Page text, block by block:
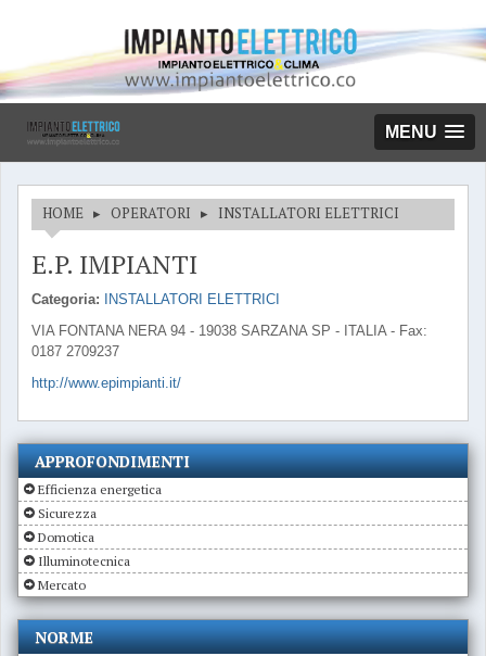
MENU
HOME ▸ OPERATORI ▸ INSTALLATORI ELETTRICI
E.P. IMPIANTI
Categoria:
INSTALLATORI ELETTRICI
VIA FONTANA NERA 94 - 19038 SARZANA SP - ITALIA - Fax:
0187 2709237
http://www.epimpianti.it/
APPROFONDIMENTI
Efficienza energetica
Sicurezza
Domotica
Illuminotecnica
Mercato
NORME